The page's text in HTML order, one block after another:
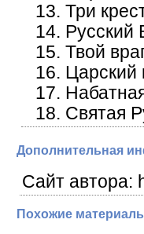
13. Три
14. Русский
15. Твой
16. Царский
17.
18. Святая
Дополнительная
Сайт автора:
Похожие